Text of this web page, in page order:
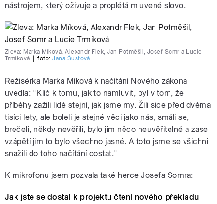
nástrojem, který oživuje a proplétá mluvené slovo.
Zleva: Marka Míková, Alexandr Flek, Jan Potměšil, Josef Somr a Lucie
Trmíková
foto:Jana Šustová
Režisérka Marka Míková k načítání Nového zákona
uvedla: "Klíč k tomu, jak to namluvit, byl v tom, že
příběhy zažili lidé stejní, jak jsme my. Žili sice před dvěma
tisíci lety, ale boleli je stejné věci jako nás, smáli se,
brečeli, někdy nevěřili, bylo jim něco neuvěřitelné a zase
vzápětí jim to bylo všechno jasné. A toto jsme se všichni
snažili do toho načítání dostat."
K mikrofonu jsem pozvala také herce Josefa Somra:
Jak jste se dostal k projektu čtení nového překladu